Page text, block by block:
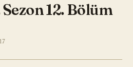
12. Bölüm